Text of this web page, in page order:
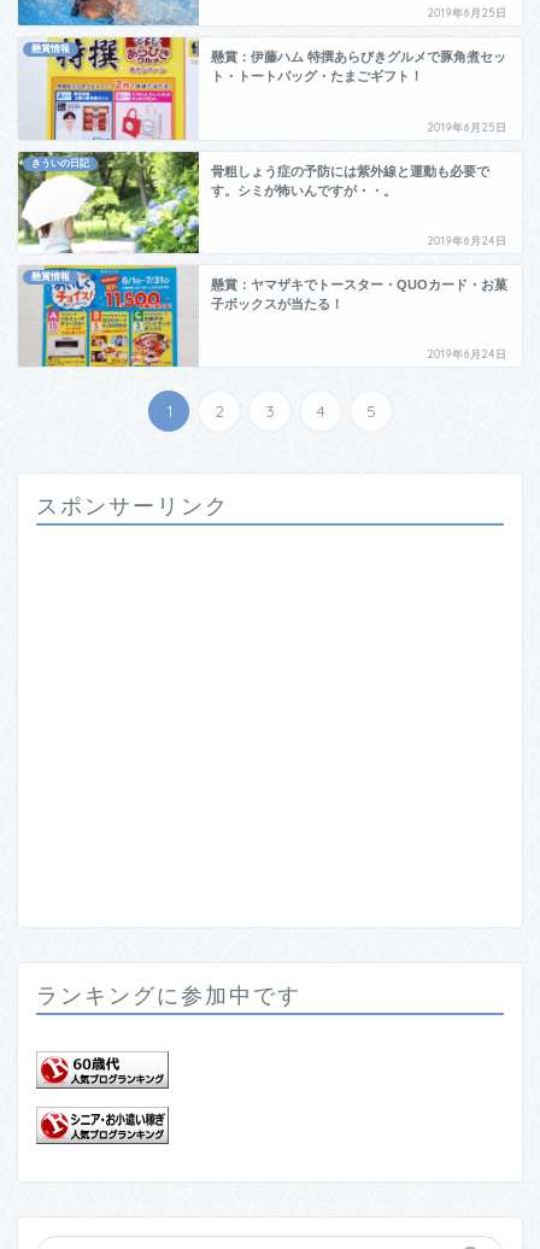
2019年6月25日
懸賞情報
懸賞：伊藤ハム 特撰あらびきグルメで豚角煮セッ
ト・トートバッグ・たまごギフト！
2019年6月25日
きういの日記
骨粗しょう症の予防には紫外線と運動も必要で
す。シミが怖いんですが・・。
2019年6月24日
懸賞情報
懸賞：ヤマザキでトースター・QUOカード・お菓
子ボックスが当たる！
2019年6月24日
1 2 3 4 5
スポンサーリンク
ランキングに参加中です